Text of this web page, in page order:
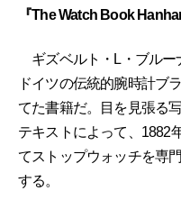
『The Watch Book
ギズベルト・L・ブルー
ドイツの伝統的腕時計ブ
てた書籍だ。目を見張る
テキストによって、1882
てストップウォッチを専
する。